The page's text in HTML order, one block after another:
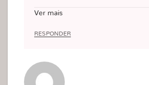
Ver mais
RESPONDER